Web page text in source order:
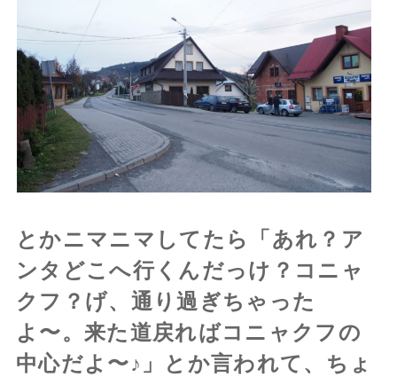
とかニマニマしてたら「あれ？ア
ンタどこへ行くんだっけ？コニャ
クフ？げ、通り過ぎちゃった
よ〜。来た道戻ればコニャクフの
中心だよ〜♪」とか言われて、ちょ